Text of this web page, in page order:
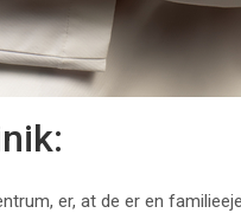
er, at de er en